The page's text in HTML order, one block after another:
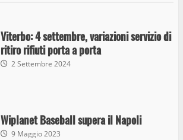
Viterbo: 4 settembre, variazioni servizio di
ritiro rifiuti porta a porta
2 Settembre 2024
Wiplanet Baseball supera il Napoli
9 Maggio 2023